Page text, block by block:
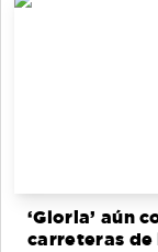
‘Gloria’ aún
carreteras